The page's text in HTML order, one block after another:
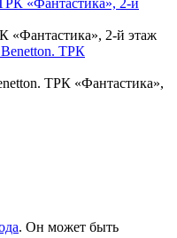
«Фантастика», 2-й этаж
ТРК «Фантастика»,
. Он может быть